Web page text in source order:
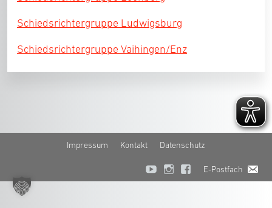
Schiedsrichtergruppe Ludwigsburg
Schiedsrichtergruppe Vaihingen/Enz
Impressum Kontakt Datenschutz
E-Postfach